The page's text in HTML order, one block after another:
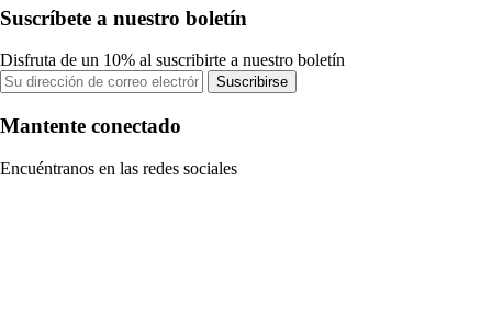
Suscríbete a nuestro boletín
Disfruta de un 10% al suscribirte a nuestro boletín
Suscribirse
Mantente conectado
Encuéntranos en las redes sociales